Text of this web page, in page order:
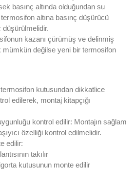
basınç altında olduğundan su
altına basınç düşürücü
düşürülmelidir.
kazanı çürümüş ve delinmiş
mümkün değilse yeni bir termosifon
kutusundan dikkatlice
edilerek, montaj kitapçığı
kontrol edilir: Montajın sağlam
özelliği kontrol edilmelidir.
edilir:
takılır
kutusunun monte edilir